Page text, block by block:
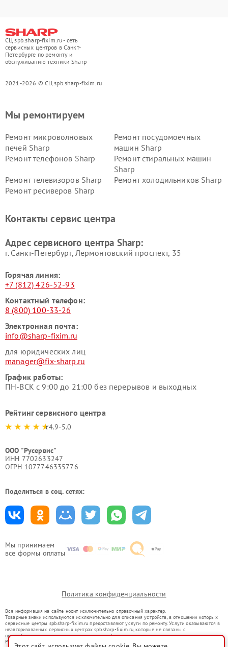
СЦ spb.sharp-fixim.ru - сеть
сервисных центров в Санкт-
Петербурге по ремонту и
обслуживанию техники Sharp
2021-2026 © СЦ spb.sharp-fixim.ru
Мы принимаем
все формы оплаты
Мы ремонтируем
Ремонт микроволновых
печей Sharp
Ремонт посудомоечных
машин Sharp
Ремонт телефонов Sharp
Ремонт стиральных машин
Sharp
Ремонт телевизоров Sharp
Ремонт холодильников Sharp
Ремонт ресиверов Sharp
Контакты сервис центра
Адрес сервисного центра Sharp:
г. Санкт-Петербург, Лермонтовский проспект, 35
Горячая линия:
+7 (812) 426-52-93
Контактный телефон:
8 (800) 100-33-26
Электронная почта:
info@sharp-fixim.ru
для юридических лиц
manager@fix-sharp.ru
График работы:
ПН-ВСК с 9:00 до 21:00 без перерывов и выходных
Рейтинг сервисного центра
4.9-5.0
ООО "Русервис"
ИНН 7702633247
ОГРН 1077746335776
Поделиться в соц. сетях:
Политика конфиденциальности
Вся информация на сайте носит исключительно справочный характер.
Товарные знаки используются исключительно для описания устройств, в отношении которых
сервисные центры spb.sharp-fixim.ru предоставляют услуги по ремонту. Услуги оказываются в
неавторизованных сервисных центрах spb.sharp-fixim.ru, которые не связаны с
правообладателями товарных знаков или их официальными представителями.
Ремонт осуществляется для устройств, уже введенных в гражданский оборот в соответствии